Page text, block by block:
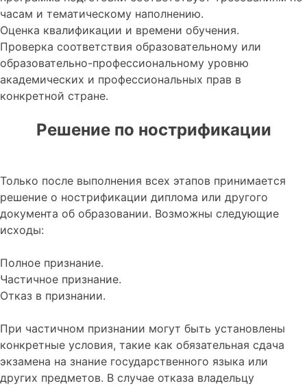
часам и тематическому наполнению.
Оценка квалификации и времени обучения.
Проверка соответствия образовательному или
образовательно-профессиональному уровню
академических и профессиональных прав в
конкретной стране.
Решение по нострификации
Только после выполнения всех этапов принимается
решение о нострификации диплома или другого
документа об образовании. Возможны следующие
исходы:
Полное признание.
Частичное признание.
Отказ в признании.
При частичном признании могут быть установлены
конкретные условия, такие как обязательная сдача
экзамена на знание государственного языка или
других предметов. В случае отказа владельцу